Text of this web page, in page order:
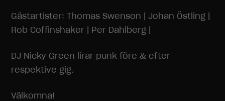
Gästartister: Thomas Swenson | Johan Östling |
Rob Coffinshaker | Per Dahlberg |
DJ Nicky Green lirar punk före & efter
respektive gig.
Välkomna!